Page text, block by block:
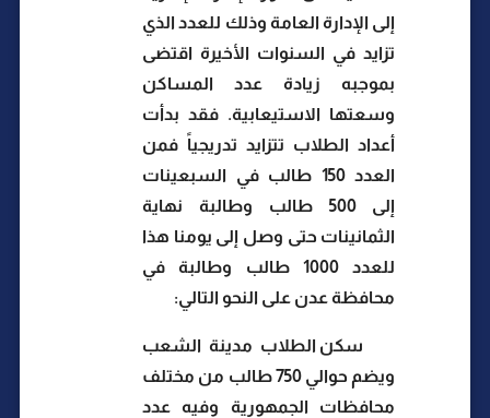
إلى الإدارة العامة وذلك للعدد الذي
تزايد في السنوات الأخيرة اقتضى
بموجبه زيادة عدد المساكن
وسعتها الاستيعابية. فقد بدأت
أعداد الطلاب تتزايد تدريجياً فمن
العدد 150 طالب في السبعينات
إلى 500 طالب وطالبة نهاية
الثمانينات حتى وصل إلى يومنا هذا
للعدد 1000 طالب وطالبة في
محافظة عدن على النحو التالي:
سكن الطلاب مدينة الشعب
ويضم حوالي 750 طالب من مختلف
محافظات الجمهورية وفيه عدد